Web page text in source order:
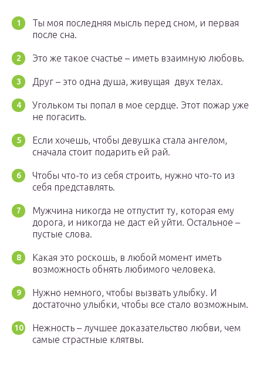
Ты моя последняя мысль перед сном, и первая
после сна.
Это же такое счастье – иметь взаимную любовь.
Друг – это одна душа, живущая двух телах.
Угольком ты попал в мое сердце. Этот пожар уже
не погасить.
Если хочешь, чтобы девушка стала ангелом,
сначала стоит подарить ей рай.
Чтобы что-то из себя строить, нужно что-то из
себя представлять.
Мужчина никогда не отпустит ту, которая ему
дорога, и никогда не даст ей уйти. Остальное –
пустые слова.
Какая это роскошь, в любой момент иметь
возможность обнять любимого человека.
Нужно немного, чтобы вызвать улыбку. И
достаточно улыбки, чтобы все стало возможным.
Нежность – лучшее доказательство любви, чем
самые страстные клятвы.